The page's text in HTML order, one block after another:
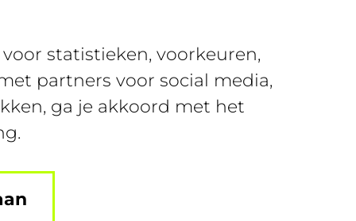
statistieken, voorkeuren,
partners voor social media,
ga je akkoord met het
Join SUSA Login